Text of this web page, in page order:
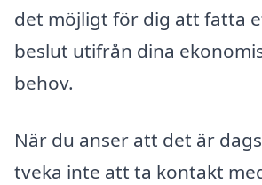
det möjligt för dig att fatta
beslut utifrån dina
behov.
När du anser att det är
tveka inte att ta kontakt